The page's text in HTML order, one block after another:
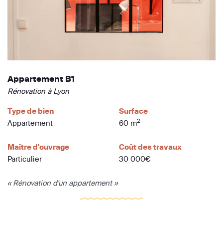
Appartement B1
Rénovation à Lyon
Type de bien
Appartement
Surface
60 m2
Maître d'ouvrage
Particulier
Coût des travaux
30 000€
« Rénovation d'un appartement »